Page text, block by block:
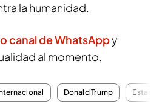
la humanidad.
canal de WhatsAppy
al momento.
Donald Trump Estados